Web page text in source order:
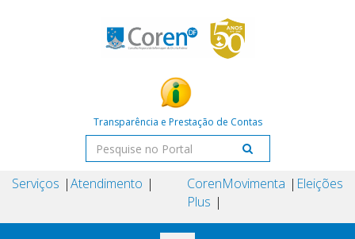
Transparência e Prestação de Contas
Serviços Atendimento
Coren
Plus
Movimenta Eleições